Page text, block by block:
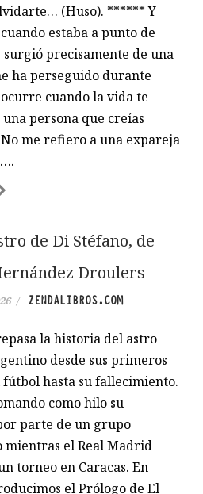
(Huso). ****** Y
estaba a punto de
precisamente de una
ha perseguido durante
ocurre cuando la vida te
persona que creías
me refiero a una expareja
de Di Stéfano, de
Droulers
/ ZENDALIBROS.COM
la historia del astro
desde sus primeros
fútbol hasta su fallecimiento.
como hilo su
parte de un grupo
el Real Madrid
torneo en Caracas. En
el Prólogo de El